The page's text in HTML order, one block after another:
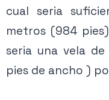
cual seria
metros (984
seria una vela
pies de ancho )